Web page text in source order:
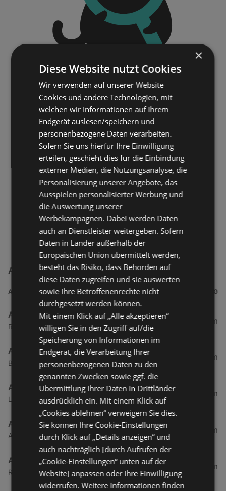
ABC SCHUH-CENTER Filialen in der Nähe
ADRESSE ENTFERNUNG
ABC SCHUH-CENTER
Rajen 1, 26817 Rhauderfehn
78,48 km
ABC SCHUH-CENTER
Bahnhofstraße 16, 26655 Westerstede
91,46 km
ABC SCHUH-CENTER
Langenhof 19, 26160 Bad Zwischenahn
99,61 km
ABC SCHUH-CENTER
Am Alten Hafen 22, 26169 Friesoythe
101,07 km
ABC SCHUH-CENTER
Raiffeisenstraße 34, 26180 Rastede
107,85 km
×
Diese Website nutzt Cookies
Wir verwenden auf unserer Website
Cookies und andere Technologien, mit
welchen wir Informationen auf Ihrem
Endgerät auslesen/speichern und
personenbezogene Daten verarbeiten.
Sofern Sie uns hierfür Ihre Einwilligung
erteilen, geschieht dies für die Einbindung
externer Medien, die Nutzungsanalyse, die
Personalisierung unserer Angebote, das
Ausspielen personalisierter Werbung und
die Auswertung unserer
Werbekampagnen. Dabei werden Daten
auch an Dienstleister weitergeben. Sofern
Daten in Länder außerhalb der
Europäischen Union übermittelt werden,
besteht das Risiko, dass Behörden auf
diese Daten zugreifen und sie auswerten
sowie Ihre Betroffenenrechte nicht
durchgesetzt werden können.
Mit einem Klick auf „Alle akzeptieren“
willigen Sie in den Zugriff auf/die
Speicherung von Informationen im
Endgerät, die Verarbeitung Ihrer
personenbezogenen Daten zu den
genannten Zwecken sowie ggf. die
Übermittlung Ihrer Daten in Drittländer
ausdrücklich ein. Mit einem Klick auf
„Cookies ablehnen“ verweigern Sie dies.
Sie können Ihre Cookie-Einstellungen
durch Klick auf „Details anzeigen“ und
auch nachträglich [durch Aufrufen der
„Cookie-Einstellungen“ unten auf der
Website] anpassen oder Ihre Einwilligung
widerrufen. Weitere Informationen finden